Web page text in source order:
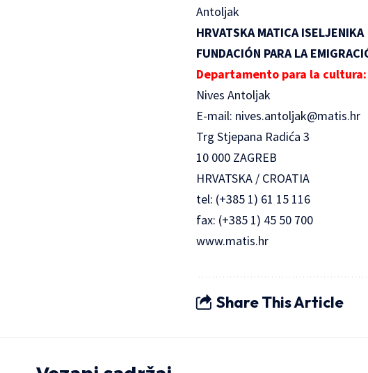
Antoljak
HRVATSKA MATICA ISELJENIKA
FUNDACIÓN PARA LA
Departamento para la cultura:
Nives Antoljak
E-mail: nives.antoljak@matis.hr
Trg Stjepana Radića 3
10 000 ZAGREB
HRVATSKA / CROATIA
tel: (+385 1) 61 15 116
fax: (+385 1) 45 50 700
www.matis.hr
Share This Article